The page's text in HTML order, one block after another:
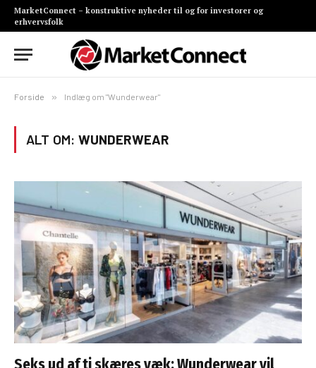
MarketConnect – konstruktive nyheder til og for investorer og
erhvervsfolk
Forside » Indlæg om "Wunderwear"
ALT OM: WUNDERWEAR
Seks ud af ti skæres væk: Wunderwear vil